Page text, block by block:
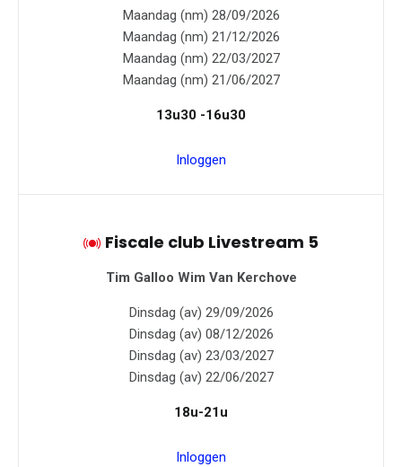
Maandag (nm) 28/09/2026
Maandag (nm) 21/12/2026
Maandag (nm) 22/03/2027
Maandag (nm) 21/06/2027
13u30 -16u30
Inloggen
Fiscale club Livestream 5
Tim Galloo Wim Van Kerchove
Dinsdag (av) 29/09/2026
Dinsdag (av) 08/12/2026
Dinsdag (av) 23/03/2027
Dinsdag (av) 22/06/2027
18u-21u
Inloggen